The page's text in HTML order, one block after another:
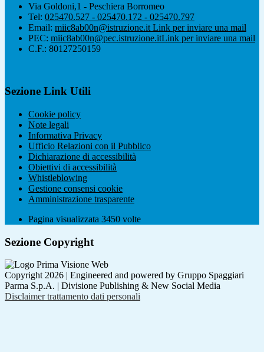
Via Goldoni,1 - Peschiera Borromeo
Tel: 025470.527 - 025470.172 - 025470.797
Email: miic8ab00n@istruzione.it Link per inviare una mail
PEC: miic8ab00n@pec.istruzione.itLink per inviare una mail
C.F.: 80127250159
Sezione Link Utili
Cookie policy
Note legali
Informativa Privacy
Ufficio Relazioni con il Pubblico
Dichiarazione di accessibilità
Obiettivi di accessibilità
Whistleblowing
Gestione consensi cookie
Amministrazione trasparente
Pagina visualizzata 3450 volte
Sezione Copyright
Copyright 2026 | Engineered and powered by Gruppo Spaggiari
Parma S.p.A. | Divisione Publishing & New Social Media
Disclaimer trattamento dati personali